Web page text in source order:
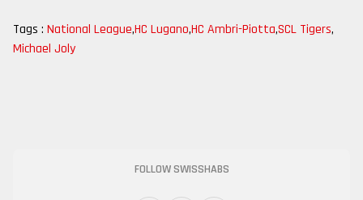
Tags : National League,HC Lugano,HC Ambri-Piotta,SCL Tigers,
Michael Joly
FOLLOW SWISSHABS